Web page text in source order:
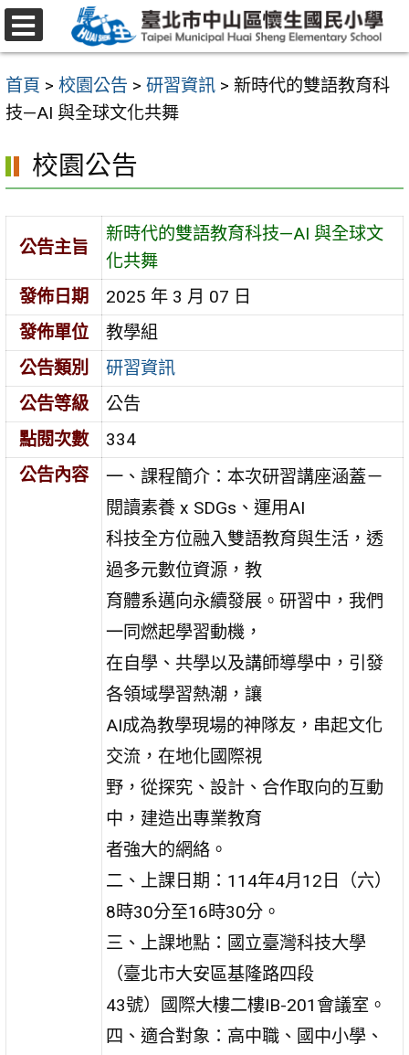
跳
至
要
內
區
首頁 > 校園公告 > 研習資訊 > 新時代的雙語教育科
技—AI 與全球文化共舞
校園公告
公告主旨
新時代的雙語教育科技—AI 與全球文
化共舞
發佈日期
2025 年 3 月 07 日
發佈單位
教學組
公告類別
研習資訊
公告等級
公告
點閱次數
334
公告內容
一、課程簡介：本次研習講座涵蓋－
閱讀素養 x SDGs、運用AI
科技全方位融入雙語教育與生活，透
過多元數位資源，教
育體系邁向永續發展。研習中，我們
一同燃起學習動機，
在自學、共學以及講師導學中，引發
各領域學習熱潮，讓
AI成為教學現場的神隊友，串起文化
交流，在地化國際視
野，從探究、設計、合作取向的互動
中，建造出專業教育
者強大的網絡。
二、上課日期：114年4月12日（六）
8時30分至16時30分。
三、上課地點：國立臺灣科技大學
（臺北市大安區基隆路四段
43號）國際大樓二樓IB-201會議室。
四、適合對象：高中職、國中小學、
選
單